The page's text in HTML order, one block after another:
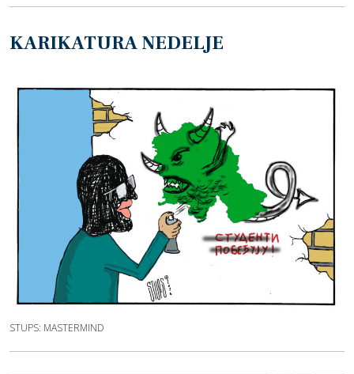
KARIKATURA NEDELJE
STUPS: MASTERMIND